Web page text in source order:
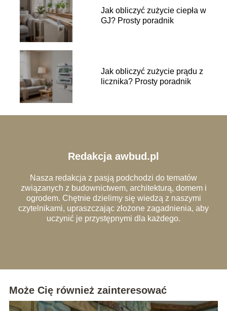
Jak obliczyć zużycie ciepła w
GJ? Prosty poradnik
Jak obliczyć zużycie prądu z
licznika? Prosty poradnik
Redakcja awbud.pl
Nasza redakcja z pasją podchodzi do tematów
związanych z budownictwem, architekturą, domem i
ogrodem. Chętnie dzielimy się wiedzą z naszymi
czytelnikami, upraszczając złożone zagadnienia, aby
uczynić je przystępnymi dla każdego.
Może Cię również zainteresować